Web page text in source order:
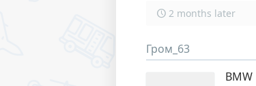
2 months later
Гром_63
BMW